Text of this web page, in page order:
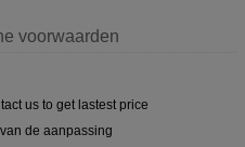
voorwaarden
us to get lastest price
de aanpassing